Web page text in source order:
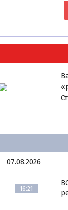
07.08.2026
16:21